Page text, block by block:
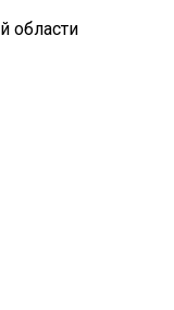
области